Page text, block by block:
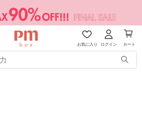
お気に入り ログイン カート